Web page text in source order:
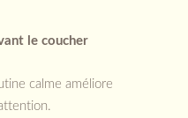
le coucher
calme améliore